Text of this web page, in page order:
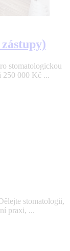
stomatologickou
250 000 Kč ...
stomatologii,
praxi, ...